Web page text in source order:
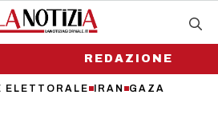
ELETTORALE IRAN GAZA
REDAZIONE